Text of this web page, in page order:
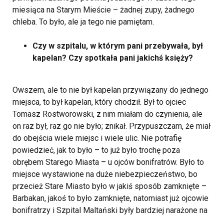
miesiąca na Starym Mieście – żadnej zupy, żadnego
chleba. To było, ale ja tego nie pamiętam.
Czy w szpitalu, w którym pani przebywała, był
kapelan? Czy spotkała pani jakichś księży?
Owszem, ale to nie był kapelan przywiązany do jednego
miejsca, to był kapelan, który chodził. Był to ojciec
Tomasz Rostworowski, z nim miałam do czynienia, ale
on raz był, raz go nie było; znikał. Przypuszczam, że miał
do obejścia wiele miejsc i wiele ulic. Nie potrafię
powiedzieć, jak to było – to już było trochę poza
obrębem Starego Miasta – u ojców bonifratrów. Było to
miejsce wystawione na duże niebezpieczeństwo, bo
przecież Stare Miasto było w jakiś sposób zamknięte –
Barbakan, jakoś to było zamknięte, natomiast już ojcowie
bonifratrzy i Szpital Maltański były bardziej narażone na